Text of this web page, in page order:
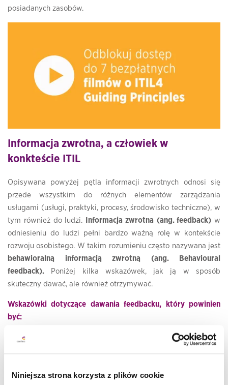
Niniejsza strona korzysta z plików cookie
posiadanych zasobów.
Informacja zwrotna, a człowiek w
konkteście ITIL
Opisywana powyżej pętla informacji zwrotnych odnosi się
przede wszystkim do różnych elementów zarządzania
usługami (usługi, praktyki, procesy, środowisko techniczne), w
tym również do ludzi.
Informacja zwrotna (ang. feedback) w
odniesieniu do ludzi pełni bardzo ważną rolę w kontekście
rozwoju osobistego. W takim rozumieniu często nazywana jest
behawioralną informacją zwrotną (ang. Behavioural
feedback). Poniżej kilka wskazówek, jak ją w sposób
skuteczny dawać, ale również otrzymywać.
Wskazówki dotyczące dawania feedbacku, który powinien
być:
Udzielany z zamiarem pomocy w osobistym rozwoju
Udzielany prywatnie (ang. Given privately)